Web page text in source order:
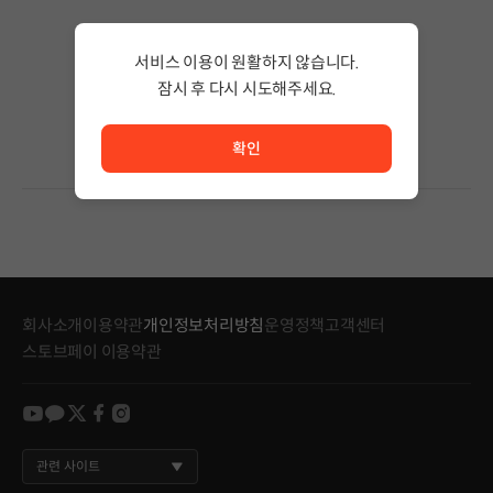
검색어의 단어 수를 줄이거나 필터조건을 변경하세요.
회사소개이용약관개인정보처리방침 운영정책고객센터
스토브페이 이용약관
youtube
kakao
twitter
facebook
instagram
관련 사이트
서비스 이용이 원활하지 않습니다.
잠시 후 다시 시도해주세요.
확인